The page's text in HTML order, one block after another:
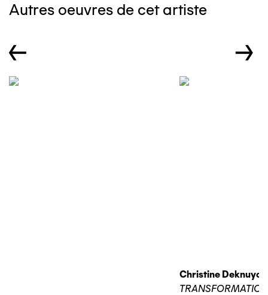
Autres oeuvres de cet artiste
← →
Christine Deknuydt
TRANSFORMATION